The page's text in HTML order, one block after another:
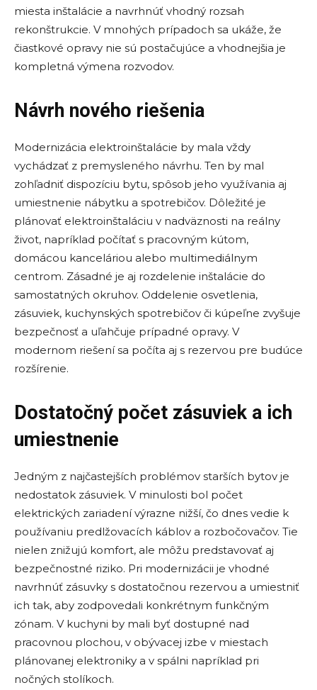
miesta inštalácie a navrhnúť vhodný rozsah
rekonštrukcie. V mnohých prípadoch sa ukáže, že
čiastkové opravy nie sú postačujúce a vhodnejšia je
kompletná výmena rozvodov.
Návrh nového riešenia
Modernizácia elektroinštalácie by mala vždy
vychádzať z premysleného návrhu. Ten by mal
zohľadniť dispozíciu bytu, spôsob jeho využívania aj
umiestnenie nábytku a spotrebičov. Dôležité je
plánovať elektroinštaláciu v nadväznosti na reálny
život, napríklad počítať s pracovným kútom,
domácou kanceláriou alebo multimediálnym
centrom. Zásadné je aj rozdelenie inštalácie do
samostatných okruhov. Oddelenie osvetlenia,
zásuviek, kuchynských spotrebičov či kúpeľne zvyšuje
bezpečnosť a uľahčuje prípadné opravy. V
modernom riešení sa počíta aj s rezervou pre budúce
rozšírenie.
Dostatočný počet zásuviek a ich
umiestnenie
Jedným z najčastejších problémov starších bytov je
nedostatok zásuviek. V minulosti bol počet
elektrických zariadení výrazne nižší, čo dnes vedie k
používaniu predlžovacích káblov a rozbočovačov. Tie
nielen znižujú komfort, ale môžu predstavovať aj
bezpečnostné riziko. Pri modernizácii je vhodné
navrhnúť zásuvky s dostatočnou rezervou a umiestniť
ich tak, aby zodpovedali konkrétnym funkčným
zónam. V kuchyni by mali byť dostupné nad
pracovnou plochou, v obývacej izbe v miestach
plánovanej elektroniky a v spálni napríklad pri
nočných stolíkoch.